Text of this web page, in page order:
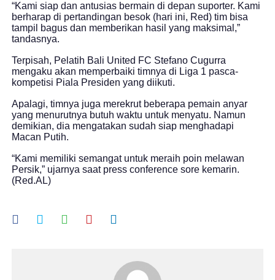
“Kami siap dan antusias bermain di depan suporter. Kami
berharap di pertandingan besok (hari ini, Red) tim bisa
tampil bagus dan memberikan hasil yang maksimal,”
tandasnya.
Terpisah, Pelatih Bali United FC Stefano Cugurra
mengaku akan memperbaiki timnya di Liga 1 pasca-
kompetisi Piala Presiden yang diikuti.
Apalagi, timnya juga merekrut beberapa pemain anyar
yang menurutnya butuh waktu untuk menyatu. Namun
demikian, dia mengatakan sudah siap menghadapi
Macan Putih.
“Kami memiliki semangat untuk meraih poin melawan
Persik,” ujarnya saat press conference sore kemarin.
(Red.AL)